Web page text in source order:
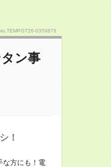
0359878
ン事
！
な方にも！電